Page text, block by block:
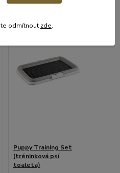
Puppy Training Set
(tréninková psí
toaleta)
odmítnout zde.